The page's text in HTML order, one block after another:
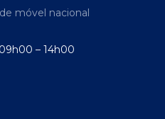
móvel nacional
– 14h00